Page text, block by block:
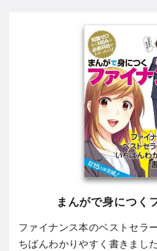
まんがで身につく
ファイナンス本のベストセラ
ちばんわかりやすく書きました